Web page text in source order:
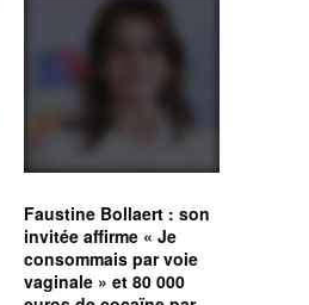
Faustine Bollaert : son
invitée affirme « Je
consommais par voie
vaginale » et 80 000